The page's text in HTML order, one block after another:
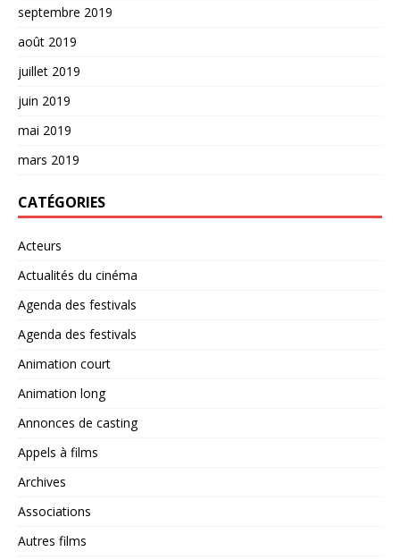
septembre 2019
août 2019
juillet 2019
juin 2019
mai 2019
mars 2019
CATÉGORIES
Acteurs
Actualités du cinéma
Agenda des festivals
Agenda des festivals
Animation court
Animation long
Annonces de casting
Appels à films
Archives
Associations
Autres films